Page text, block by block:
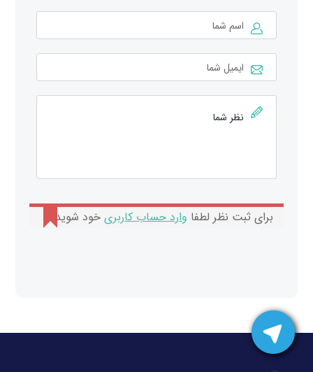
برای ثبت نظر لطفا وارد حساب کاربری خود شوید.